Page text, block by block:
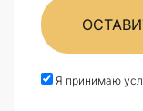
Я принимаю